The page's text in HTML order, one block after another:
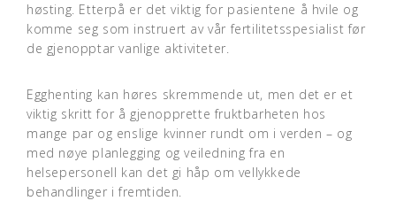
høsting. Etterpå er det viktig for pasientene å hvile og
komme seg som instruert av vår fertilitetsspesialist før
de gjenopptar vanlige aktiviteter.
Egghenting kan høres skremmende ut, men det er et
viktig skritt for å gjenopprette fruktbarheten hos
mange par og enslige kvinner rundt om i verden – og
med nøye planlegging og veiledning fra en
helsepersonell kan det gi håp om vellykkede
behandlinger i fremtiden.